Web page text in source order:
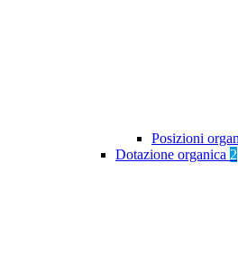
Posizioni
Dotazione organica 2